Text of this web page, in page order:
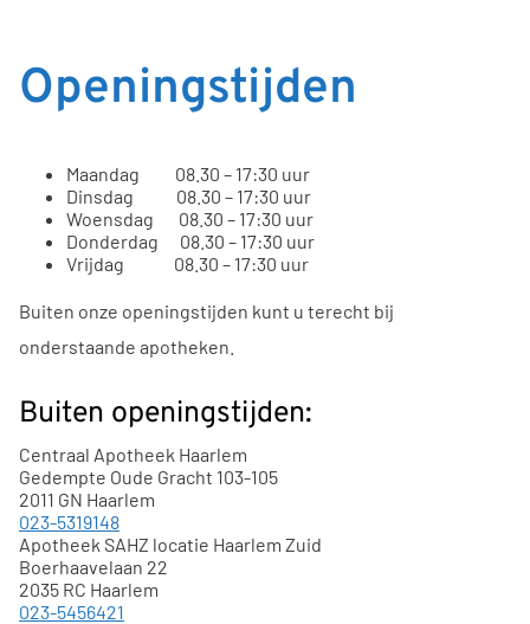
Openingstijden
Maandag 08.30 – 17:30 uur
Dinsdag 08.30 – 17:30 uur
Woensdag 08.30 – 17:30 uur
Donderdag 08.30 – 17:30 uur
Vrijdag 08.30 – 17:30 uur
Buiten onze openingstijden kunt u terecht bij
onderstaande apotheken.
Buiten openingstijden:
Centraal Apotheek Haarlem
Gedempte Oude Gracht 103-105
2011 GN Haarlem
023-5319148
Apotheek SAHZ locatie Haarlem Zuid
Boerhaavelaan 22
2035 RC Haarlem
023-5456421